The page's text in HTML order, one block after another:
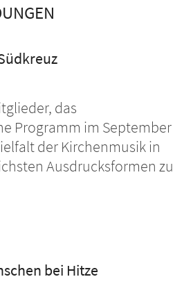
das
Programm im September
der Kirchenmusik in
Ausdrucksformen zu
bei Hitze